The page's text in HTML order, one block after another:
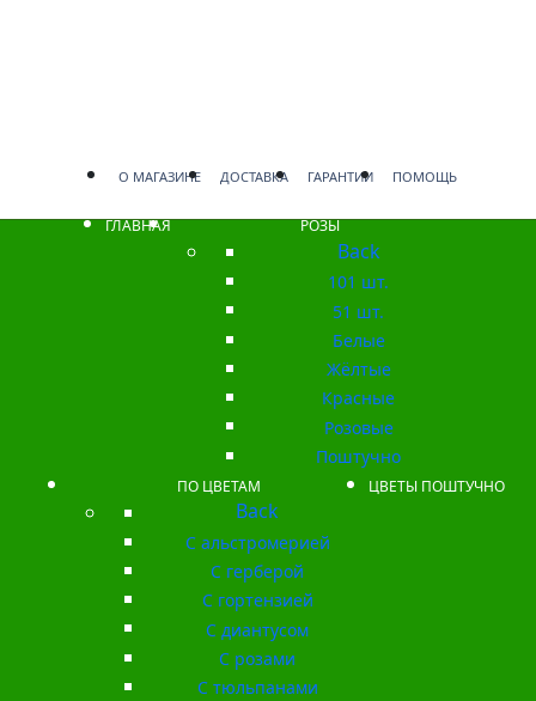
О МАГАЗИНЕ ДОСТАВКА ГАРАНТИИ ПОМОЩЬ
ГЛАВНАЯ РОЗЫ
Back
101 шт.
51 шт.
Белые
Жёлтые
Красные
Розовые
Поштучно
ПО ЦВЕТАМ
Back
С альстромерией
С герберой
С гортензией
С диантусом
С розами
С тюльпанами
ЦВЕТЫ ПОШТУЧНО